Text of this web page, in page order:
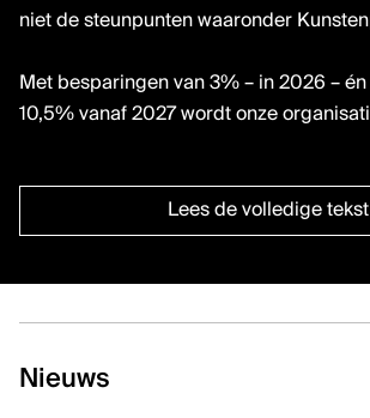
niet de steunpunten waaronder
Met besparingen van 3% – in 2026 –
10,5% vanaf 2027 wordt onze
Lees de volledige tekst
Nieuws